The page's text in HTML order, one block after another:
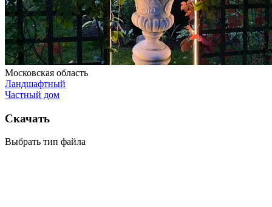
Московская область
Ландшафтный
Частный дом
Скачать
Выбрать тип файла